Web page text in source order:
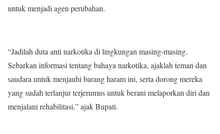
untuk menjadi agen perubahan.
“Jadilah duta anti narkotika di lingkungan masing-masing.
Sebarkan informasi tentang bahaya narkotika, ajaklah teman dan
saudara untuk menjauhi barang haram ini, serta dorong mereka
yang sudah terlanjur terjerumus untuk berani melaporkan diri dan
menjalani rehabilitasi,” ajak Bupati.